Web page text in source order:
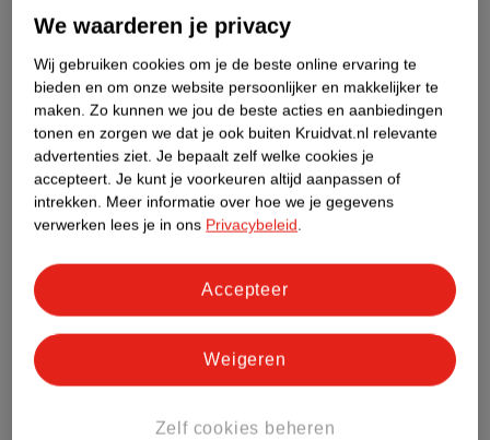
Over dit product
Productinformatie
Etiketinformatie
Nature Impact Score
Dit product heeft (nog) geen Nature
Bestel & Bezorginformatie
We waarderen je privacy
Wij gebruiken cookies om je de beste online ervaring te
bieden en om onze website persoonlijker en makkelijker te
maken. Zo kunnen we jou de beste acties en aanbiedingen
tonen en zorgen we dat je ook buiten Kruidvat.nl relevante
advertenties ziet. Je bepaalt zelf welke cookies je
accepteert. Je kunt je voorkeuren altijd aanpassen of
intrekken. Meer informatie over hoe we je gegevens
verwerken lees je in ons Privacybeleid.
Zelf cookies beheren
Weigeren
Accepteer